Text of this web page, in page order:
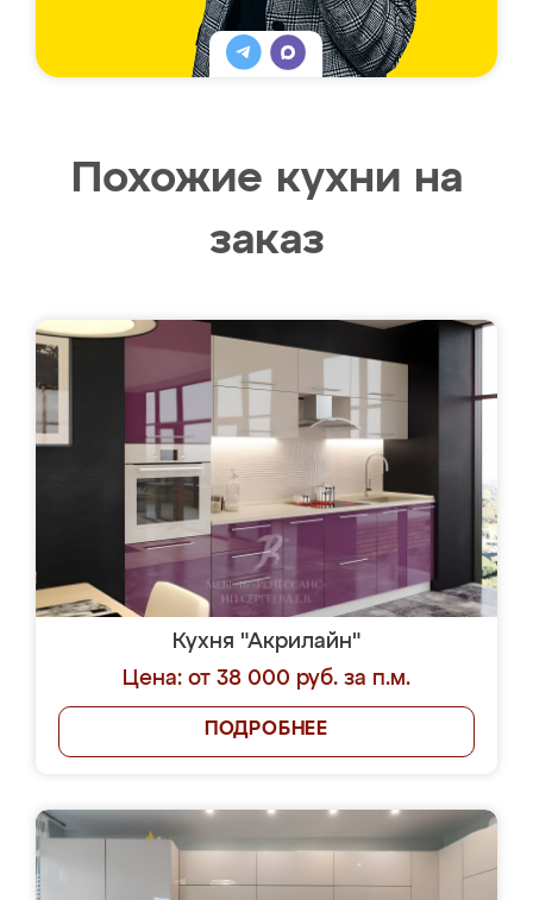
Похожие кухни на
заказ
Кухня "Акрилайн"
Цена: от 38 000 руб. за п.м.
ПОДРОБНЕЕ